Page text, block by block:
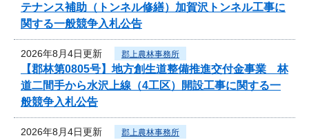
テナンス補助（トンネル修繕）加賀沢トンネル工事に
関する一般競争入札公告
2026年8月4日更新 郡上農林事務所
【郡林第0805号】地方創生道整備推進交付金事業 林
道二間手から水沢上線（4工区）開設工事に関する一
般競争入札公告
2026年8月4日更新 郡上農林事務所